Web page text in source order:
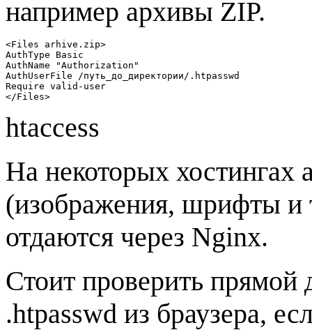
например архивы ZIP.
<Files arhive.zip>
AuthType Basic
AuthName "Authorization"
AuthUserFile /путь_до_директории/.htpasswd
Require valid-user
</Files>
htaccess
На некоторых хостингах
(изображения, шрифты и
отдаются через Nginx.
Стоит проверить
.htpasswd из браузера,